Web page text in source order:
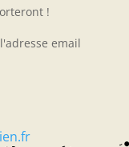
!
email